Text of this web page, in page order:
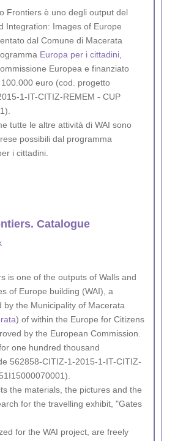
Frontiers è uno degli output del
Integration: Images of Europe
dal Comune di Macerata
Europa per i cittadini,
Europea e finanziato
euro (cod. progetto
1-IT-CITIZ-REMEM - CUP
tutte le altre attività di WAI sono
possibili dal programma
i cittadini.
Catalogue
is one of the outputs of Walls and
of Europe building (WAI), a
by the Municipality of Macerata
) of within the Europe for Citizens
by the European Commission.
one hundred thousand
562858-CITIZ-1-2015-1-IT-CITIZ-
the materials, the pictures and the
for the travelling exhibit, "Gates
for the WAI project, are freely